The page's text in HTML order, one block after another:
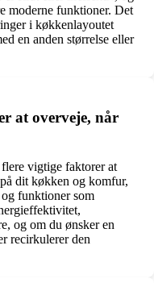
moderne funktioner. Det
i køkkenlayoutet
en anden størrelse eller
at overveje, når
vigtige faktorer at
dit køkken og komfur,
funktioner som
og om du ønsker en
recirkulerer den